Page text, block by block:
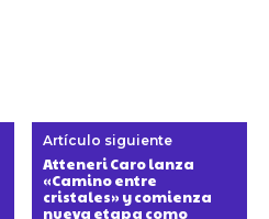
Artículo siguiente
Atteneri Caro lanza
«Camino entre
cristales» y comienza
nueva etapa como